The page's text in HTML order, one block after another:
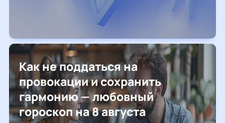
Как не поддаться на
провокации и сохранить
гармонию — любовный
гороскоп на 8 августа